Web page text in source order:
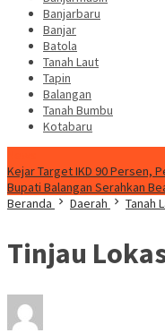
Banjarbaru
Banjar
Batola
Tanah Laut
Tapin
Balangan
Tanah Bumbu
Kotabaru
Kejar Target IKD 90 Persen,
Bupati Balangan Serahkan
Beranda
Daerah Tanah
Tinjau